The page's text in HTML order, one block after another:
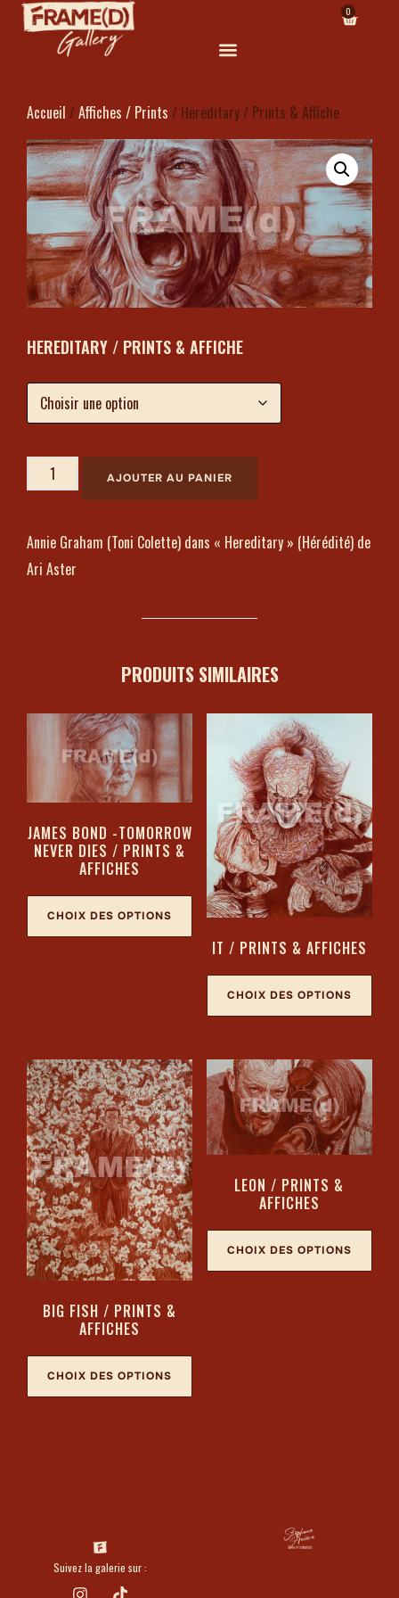
0
Accueil / Affiches / Prints / Hereditary / Prints & Affiche
HEREDITARY / PRINTS & AFFICHE
AJOUTER AU PANIER
Annie Graham (Toni Colette) dans « Hereditary » (Hérédité) de
Ari Aster
PRODUITS SIMILAIRES
JAMES BOND -TOMORROW
NEVER DIES / PRINTS &
AFFICHES
CHOIX DES OPTIONS
IT / PRINTS & AFFICHES
CHOIX DES OPTIONS
BIG FISH / PRINTS &
AFFICHES
CHOIX DES OPTIONS
LEON / PRINTS &
AFFICHES
CHOIX DES OPTIONS
Suivez la galerie sur :